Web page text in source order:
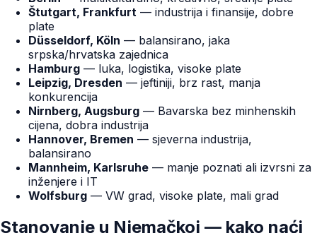
Štutgart, Frankfurt — industrija i finansije, dobre
plate
Düsseldorf, Köln — balansirano, jaka
srpska/hrvatska zajednica
Hamburg — luka, logistika, visoke plate
Leipzig, Dresden — jeftiniji, brz rast, manja
konkurencija
Nirnberg, Augsburg — Bavarska bez minhenskih
cijena, dobra industrija
Hannover, Bremen — sjeverna industrija,
balansirano
Mannheim, Karlsruhe — manje poznati ali izvrsni za
inženjere i IT
Wolfsburg — VW grad, visoke plate, mali grad
Stanovanje u Njemačkoj — kako naći